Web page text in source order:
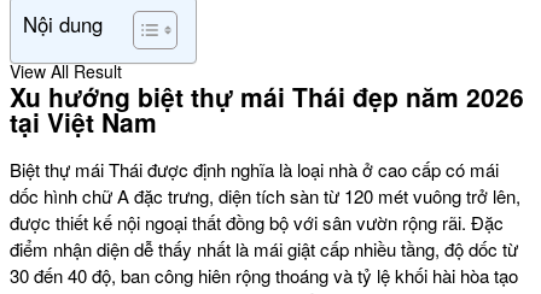
View All Result
Nội dung
Xu hướng biệt thự mái Thái đẹp năm 2026
tại Việt Nam
Biệt thự mái Thái được định nghĩa là loại nhà ở cao cấp có mái
dốc hình chữ A đặc trưng, diện tích sàn từ 120 mét vuông trở lên,
được thiết kế nội ngoại thất đồng bộ với sân vườn rộng rãi. Đặc
điểm nhận diện dễ thấy nhất là mái giật cấp nhiều tầng, độ dốc từ
30 đến 40 độ, ban công hiên rộng thoáng và tỷ lệ khối hài hòa tạo